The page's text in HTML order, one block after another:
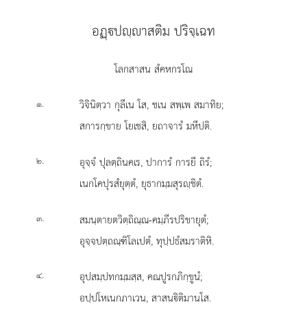
อฏฺปฺาสติม ปริจฺเฉท
โลกสาสน สํคหกรโณ
๑.
วิจินิตฺวา กุลีเน โส, ชเน สพฺเพ สมาทิย;
สการกฺขาย โยเชสิ, ยถาจารํ มหีปติ.
๒.
อุจฺจํ ปุลตฺถินคเร, ปาการํ การยี ถิรํ;
เนกโคปุรสํยุตฺตํ, ยุธากมฺมสุรฺชิตํ.
๓.
สมนฺตายตวิตฺถิณฺณ-คมฺภีรปริขายุตํ;
อุจฺจปตฺถณฺฑิโลเปตํ, ทุปฺปธํสมราติหิ.
๔.
อุปสมฺปทกมฺมสฺส, คณปูรกภิกฺขูนํ;
อปฺปโหเนกภาเวน, สาสนิติมานโส.